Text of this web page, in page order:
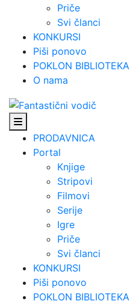
Priče
Svi članci
KONKURSI
Piši ponovo
POKLON BIBLIOTEKA
O nama
PRODAVNICA
Portal
Knjige
Stripovi
Filmovi
Serije
Igre
Priče
Svi članci
KONKURSI
Piši ponovo
POKLON BIBLIOTEKA